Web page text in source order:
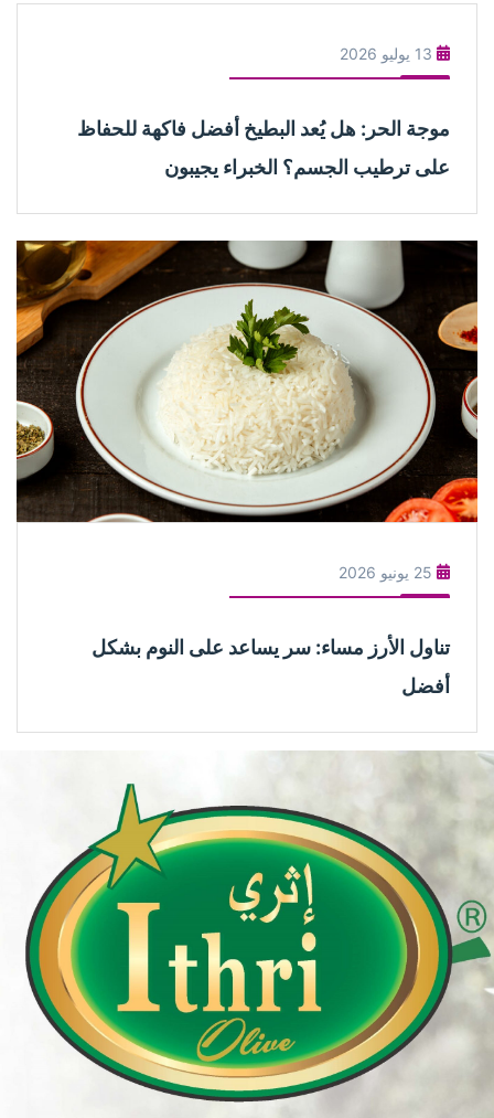
13 يوليو 2026
موجة الحر: هل يُعد البطيخ أفضل فاكهة للحفاظ
على ترطيب الجسم؟ الخبراء يجيبون
25 يونيو 2026
تناول الأرز مساء: سر يساعد على النوم بشكل
أفضل